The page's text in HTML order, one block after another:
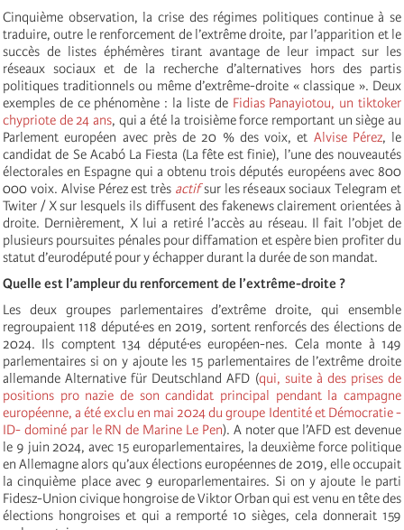
Cinquième observation, la crise des régimes politiques continue à se
traduire, outre le renforcement de l’extrême droite, par l’apparition et le
succès de listes éphémères tirant avantage de leur impact sur les
réseaux sociaux et de la recherche d’alternatives hors des partis
politiques traditionnels ou même d’extrême-droite « classique ». Deux
exemples de ce phénomène : la liste de Fidias Panayiotou, un tiktoker
chypriote de 24 ans, qui a été la troisième force remportant un siège au
Parlement européen avec près de 20 % des voix, et Alvise Pérez, le
candidat de Se Acabó La Fiesta (La fête est finie), l’une des nouveautés
électorales en Espagne qui a obtenu trois députés européens avec 800
000 voix. Alvise Pérez est très actifsur les réseaux sociaux Telegram et
Twiter / X sur lesquels ils diffusent des fakenews clairement orientées à
droite. Dernièrement, X lui a retiré l’accès au réseau. Il fait l’objet de
plusieurs poursuites pénales pour diffamation et espère bien profiter du
statut d’eurodéputé pour y échapper durant la durée de son mandat.
Quelle est l’ampleur du renforcement de l’extrême-droite ?
Les deux groupes parlementaires d’extrême droite, qui ensemble
regroupaient 118 député·es en 2019, sortent renforcés des élections de
2024. Ils comptent 134 député·es européen-nes. Cela monte à 149
parlementaires si on y ajoute les 15 parlementaires de l’extrême droite
allemande Alternative für Deutschland AFD (qui, suite à des prises de
positions pro nazie de son candidat principal pendant la campagne
européenne, a été exclu en mai 2024 du groupe Identité et Démocratie -
ID- dominé par le RN de Marine Le Pen). A noter que l’AFD est devenue
le 9 juin 2024, avec 15 europarlementaires, la deuxième force politique
en Allemagne alors qu’aux élections européennes de 2019, elle occupait
la cinquième place avec 9 europarlementaires. Si on y ajoute le parti
Fidesz-Union civique hongroise de Viktor Orban qui est venu en tête des
élections hongroises et qui a remporté 10 sièges, cela donnerait 159